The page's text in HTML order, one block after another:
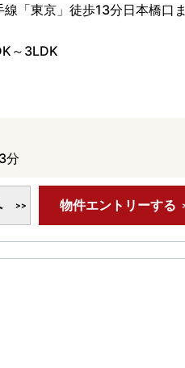
線「東京」徒歩13分日本橋口ま
～3LDK
分
物件エントリーする